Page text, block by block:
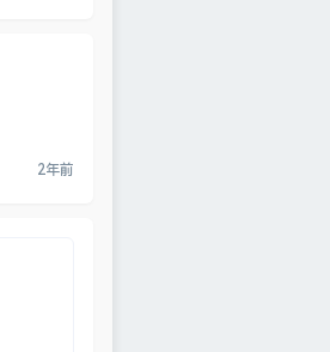
2年前